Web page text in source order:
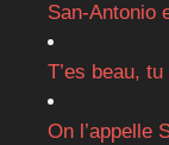
San-Antonio
T’es beau,
On l’appelle